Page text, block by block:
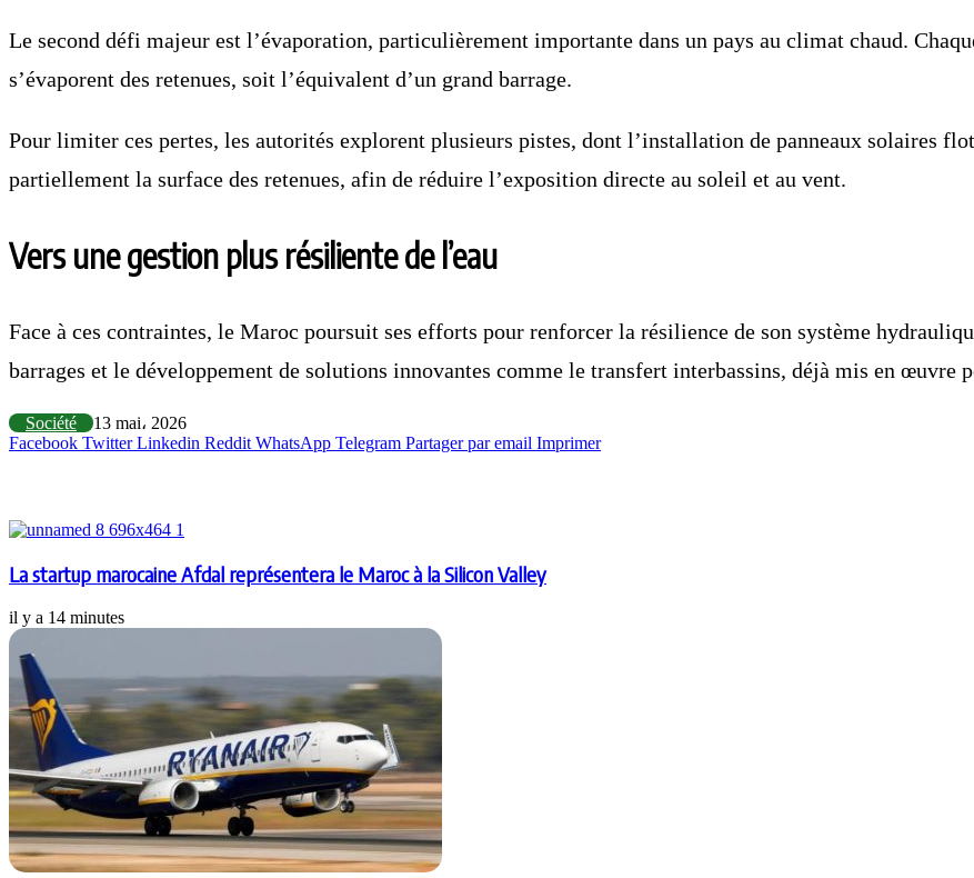
Le second défi majeur est l’évaporation, particulièrement importante dans un pays au climat chaud.
s’évaporent des retenues, soit l’équivalent d’un grand barrage.
Pour limiter ces pertes, les autorités explorent plusieurs pistes, dont l’installation de panneaux solaires
partiellement la surface des retenues, afin de réduire l’exposition directe au soleil et au vent.
Vers une gestion plus résiliente de l’eau
Face à ces contraintes, le Maroc poursuit ses efforts pour renforcer la résilience de son système
barrages et le développement de solutions innovantes comme le transfert interbassins, déjà mis en œuvre
Société
13 mai، 2026
Facebook Twitter Linkedin Reddit WhatsApp Telegram Partager par email Imprimer
La startup marocaine Afdal représentera le Maroc à la Silicon Valley
il y a 14 minutes